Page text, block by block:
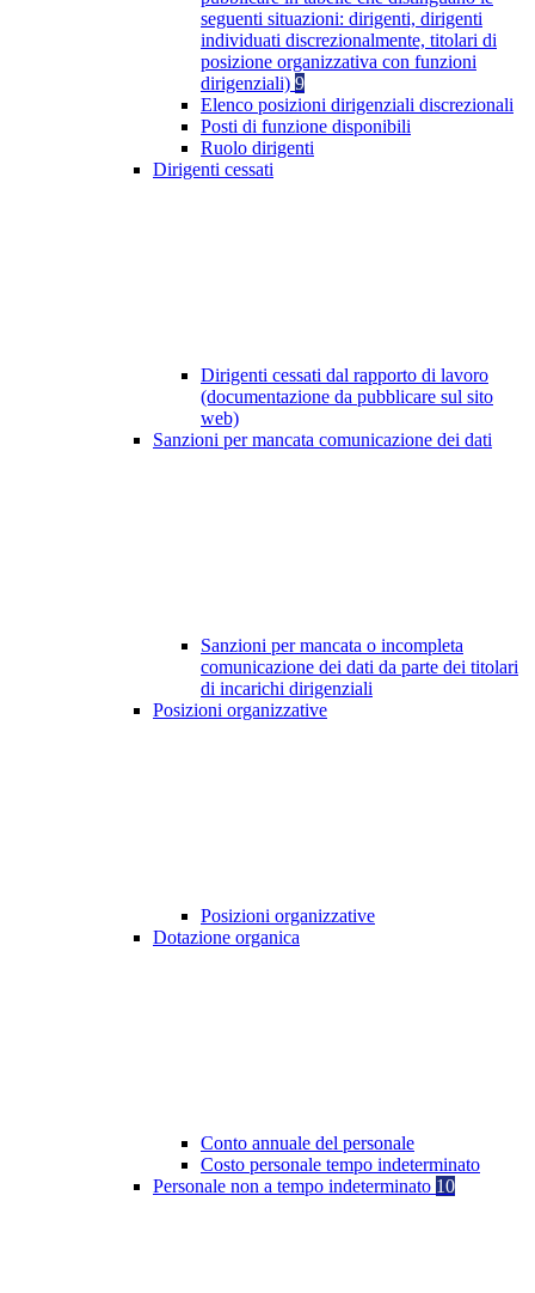
seguenti situazioni: dirigenti, dirigenti
individuati discrezionalmente, titolari di
posizione organizzativa con funzioni
dirigenziali) 9
Elenco posizioni dirigenziali discrezionali
Posti di funzione disponibili
Ruolo dirigenti
Dirigenti cessati
Dirigenti cessati dal rapporto di lavoro
(documentazione da pubblicare sul sito
web)
Sanzioni per mancata comunicazione dei dati
Sanzioni per mancata o incompleta
comunicazione dei dati da parte dei titolari
di incarichi dirigenziali
Posizioni organizzative
Posizioni organizzative
Dotazione organica
Conto annuale del personale
Costo personale tempo indeterminato
Personale non a tempo indeterminato 10